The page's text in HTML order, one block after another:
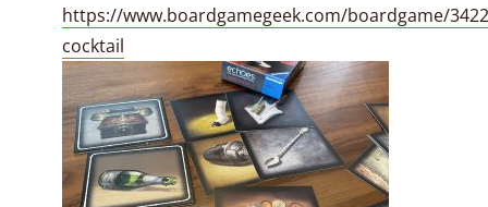
https://www.boardgamegeek.com/boardgame/
cocktail